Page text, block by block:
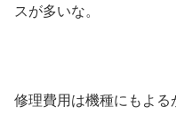
スが多いな。
修理費用は機種にもよ